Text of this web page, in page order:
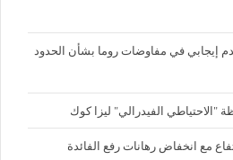
إيجابي في مفاوضات روما بشأن الحدود
الفيدرالي" ليزا كوك
مع انخفاض رهانات رفع الفائدة